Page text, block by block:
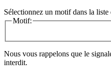
Sélectionnez un motif dans la liste
Motif:
Nous vous rappelons que le
interdit.